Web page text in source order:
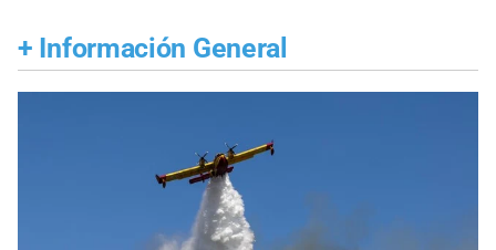
+ Información General